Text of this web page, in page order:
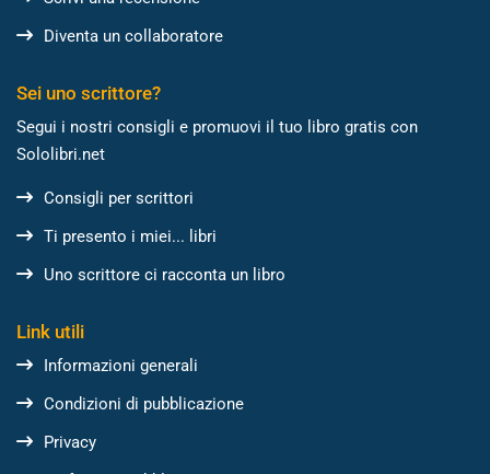
Diventa un collaboratore
Sei uno scrittore?
Segui i nostri consigli e promuovi il tuo libro gratis con
Sololibri.net
Consigli per scrittori
Ti presento i miei... libri
Uno scrittore ci racconta un libro
Link utili
Informazioni generali
Condizioni di pubblicazione
Privacy